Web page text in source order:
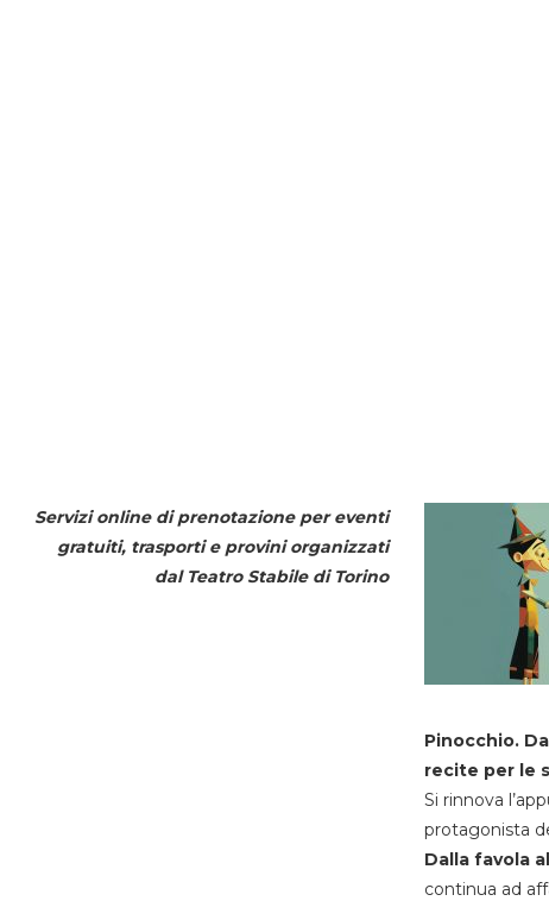
Servizi online di prenotazione per eventi
gratuiti, trasporti e provini organizzati
dal Teatro Stabile di Torino
Pinocchio.
recite per le
Si rinnova
protagonista
Dalla favola
continua ad